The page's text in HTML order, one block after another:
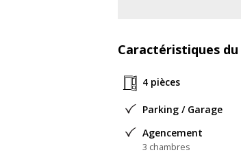
- Mode de chauffage :
www.georisques.gouv.fr
Caractéristiques du
4 pièces
Parking / Garage
Agencement
3 chambres